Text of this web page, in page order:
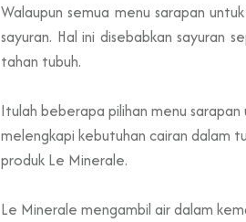
Walaupun semua menu sarapan
sayuran. Hal ini disebabkan sayuran
tahan tubuh.
Itulah beberapa pilihan menu
melengkapi kebutuhan cairan dalam
produk Le Minerale.
Le Minerale mengambil air dalam